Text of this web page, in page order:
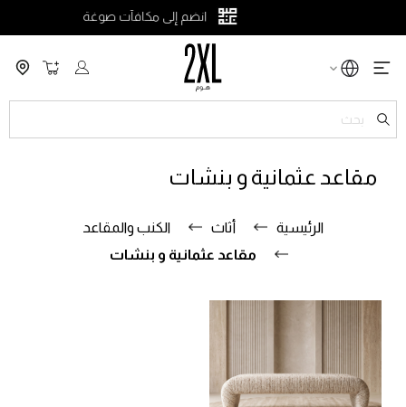
انضم إلى مكافآت صوغة
سلة
مقاعد عثمانية و بنشات
الرئيسية أثاث
الكنب والمقاعد
مقاعد عثمانية و بنشات